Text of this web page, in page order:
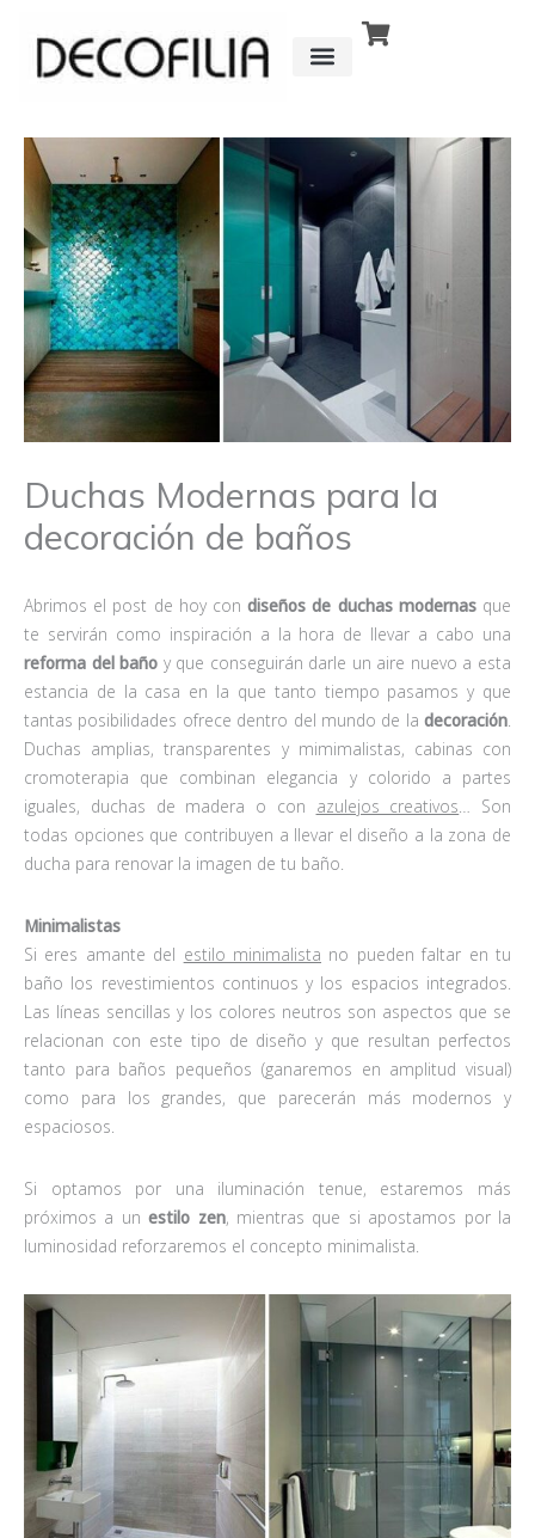
contenido
Duchas Modernas para la
decoración de baños
Abrimos el post de hoy con diseños de duchas modernasque
te servirán como inspiración a la hora de llevar a cabo una
reforma del baño y que conseguirán darle un aire nuevo a esta
estancia de la casa en la que tanto tiempo pasamos y que
tantas posibilidades ofrece dentro del mundo de la decoración
Duchas amplias, transparentes y mimimalistas, cabinas con
cromoterapia que combinan elegancia y colorido a partes
iguales, duchas de madera o con azulejos creativos … Son
todas opciones que contribuyen a llevar el diseño a la zona de
ducha para renovar la imagen de tu baño.
Minimalistas
Si eres amante del estilo minimalista no pueden faltar en tu
baño los revestimientos continuos y los espacios integrados.
Las líneas sencillas y los colores neutros son aspectos que se
relacionan con este tipo de diseño y que resultan perfectos
tanto para baños pequeños (ganaremos en amplitud visual)
como para los grandes, que parecerán más modernos y
espaciosos.
Si optamos por una iluminación tenue, estaremos más
próximos a unestilo zen, mientras que si apostamos por la
luminosidad reforzaremos el concepto minimalista.